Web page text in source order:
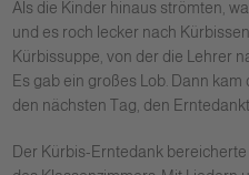
Als die Kinder hinaus strömten,
und es roch lecker nach
Kürbissuppe, von der die Lehrer
Es gab ein großes Lob. Dann
den nächsten Tag, den
Der Kürbis-Erntedank